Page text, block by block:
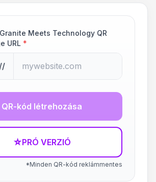
Meets Technology QR
URL *
QR-kód létrehozása
☆PRÓ VERZIÓ
*Minden QR-kód reklámmentes